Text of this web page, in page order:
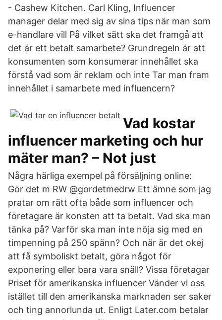
- Cashew Kitchen. Carl Kling, Influencer
manager delar med sig av sina tips när man som
e-handlare vill På vilket sätt ska det framgå att
det är ett betalt samarbete? Grundregeln är att
konsumenten som konsumerar innehållet ska
förstå vad som är reklam och inte Tar man fram
innehållet i samarbete med influencern?
Vad kostar
influencer marketing och hur
mäter man? – Not just
Några härliga exempel på försäljning online:⠀
Gör det m RW @gordetmedrw Ett ämne som jag
pratar om rätt ofta både som influencer och
företagare är konsten att ta betalt. Vad ska man
tänka på? Varför ska man inte nöja sig med en
timpenning på 250 spänn? Och när är det okej
att få symboliskt betalt, göra något för
exponering eller bara vara snäll? Vissa företagar
Priset för amerikanska influencer Vänder vi oss
istället till den amerikanska marknaden ser saker
och ting annorlunda ut. Enligt Later.com betalar